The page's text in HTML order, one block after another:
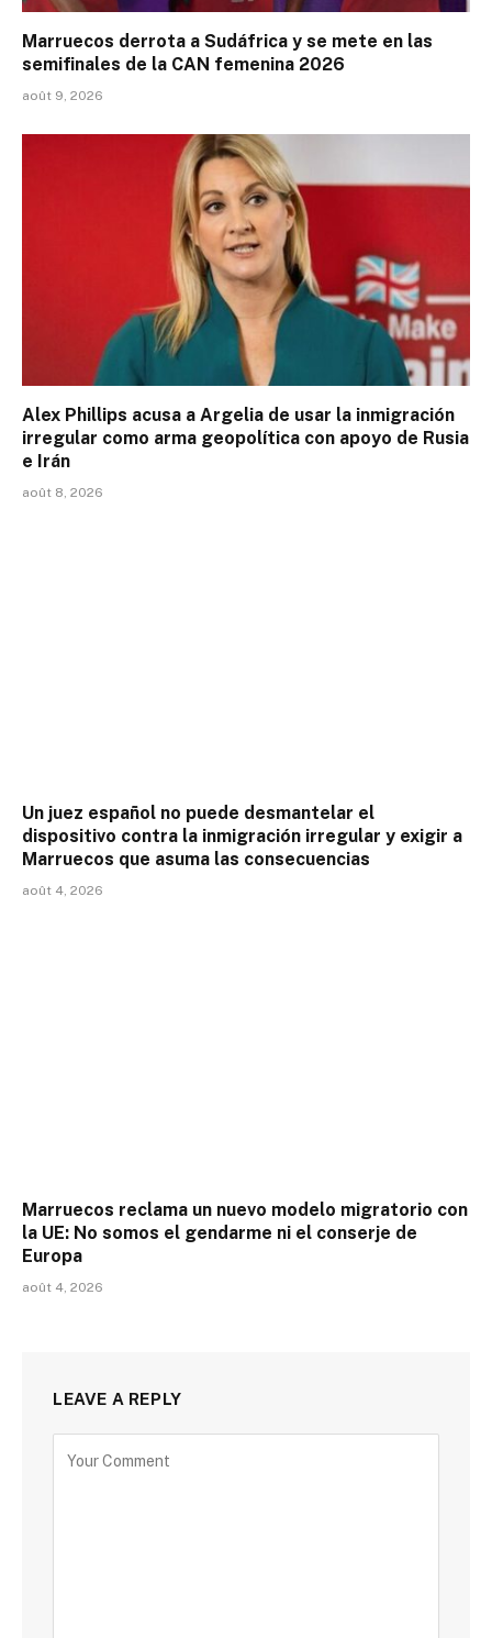
Marruecos derrota a Sudáfrica y se mete en las
semifinales de la CAN femenina 2026
août 9, 2026
Alex Phillips acusa a Argelia de usar la inmigración
irregular como arma geopolítica con apoyo de Rusia
e Irán
août 8, 2026
Un juez español no puede desmantelar el
dispositivo contra la inmigración irregular y exigir a
Marruecos que asuma las consecuencias
août 4, 2026
Marruecos reclama un nuevo modelo migratorio con
la UE: No somos el gendarme ni el conserje de
Europa
août 4, 2026
LEAVE A REPLY